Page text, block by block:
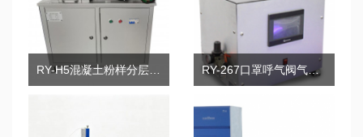
RY-267口罩呼气阀气密性测试仪